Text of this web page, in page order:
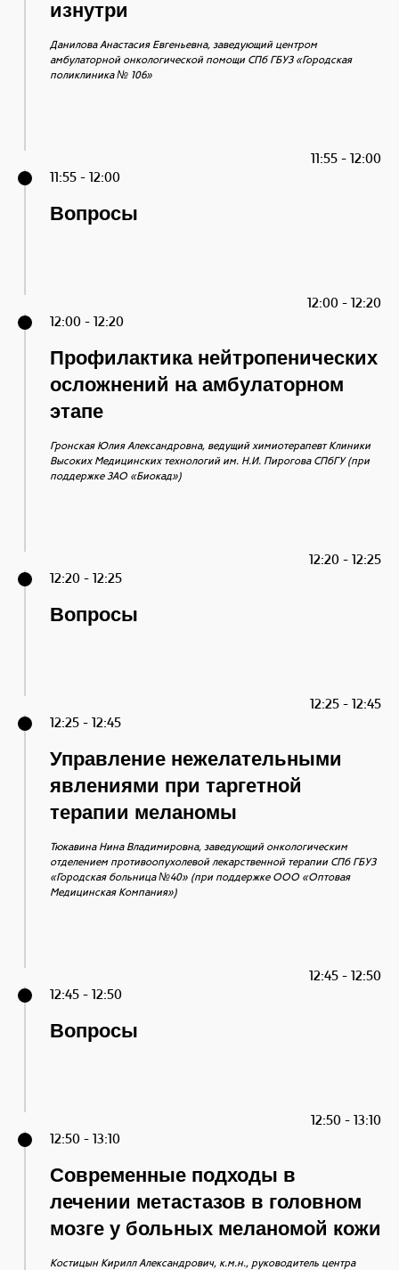
изнутри
Данилова Анастасия Евгеньевна, заведующий центром
амбулаторной онкологической помощи СПб ГБУЗ «Городская
поликлиника № 106»
11:55 - 12:00
11:55 - 12:00
Вопросы
12:00 - 12:20
12:00 - 12:20
Профилактика нейтропенических
осложнений на амбулаторном
этапе
Гронская Юлия Александровна, ведущий химиотерапевт Клиники
Высоких Медицинских технологий им. Н.И. Пирогова СПбГУ (при
поддержке ЗАО «Биокад»)
12:20 - 12:25
12:20 - 12:25
Вопросы
12:25 - 12:45
12:25 - 12:45
Управление нежелательными
явлениями при таргетной
терапии меланомы
Тюкавина Нина Владимировна, заведующий онкологическим
отделением противоопухолевой лекарственной терапии СПб ГБУЗ
«Городская больница №40» (при поддержке ООО «Оптовая
Медицинская Компания»)
12:45 - 12:50
12:45 - 12:50
Вопросы
12:50 - 13:10
12:50 - 13:10
Современные подходы в
лечении метастазов в головном
мозге у больных меланомой кожи
Костицын Кирилл Александрович, к.м.н., руководитель центра